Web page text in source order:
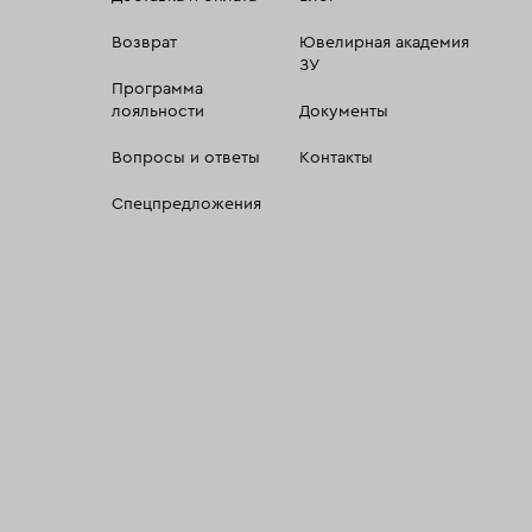
Возврат
Программа
лояльности
Вопросы и ответы
Спецпредложения
Ювелирная академия
ЗУ
Документы
Контакты